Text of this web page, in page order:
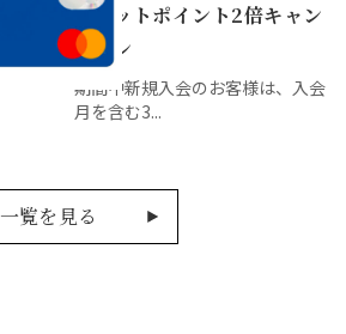
レジットポイント2倍キャン
ペーン
期間中新規入会のお客様は、入会
月を含む3...
一覧を見る